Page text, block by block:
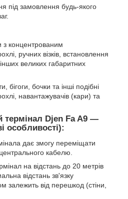
під замовлення будь-якого
з концентрованим
ручних візків, встановлення
великих габаритних
бігоги, бочки та інші подібні
навантажувачів (кари) та
термінал Djen Fa A9 —
особливості):
дає змогу переміщати
кабелю.
на відстань до 20 метрів
відстань зв'язку
залежить від перешкод (стіни,